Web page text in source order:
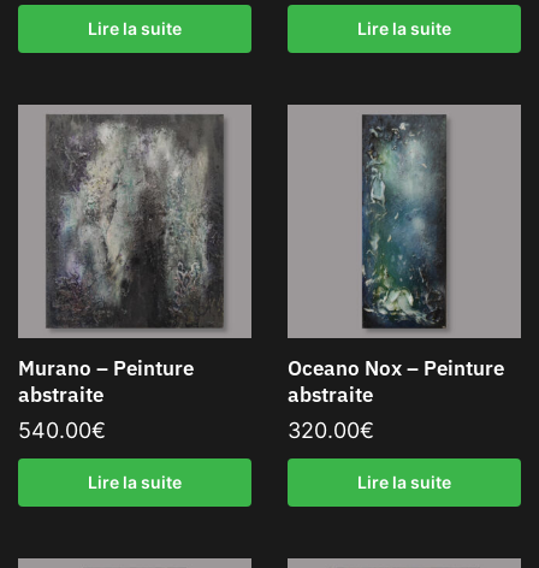
Lire la suite Lire la suite
Murano – Peinture
abstraite
540.00€
Lire la suite
Oceano Nox – Peinture
abstraite
320.00€
Lire la suite